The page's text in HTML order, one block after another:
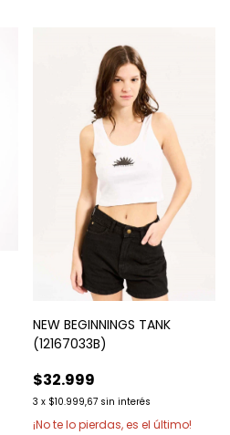
NEW BEGINNINGS TANK
(12167033B)
$32.999
3 x $10.999,67 sin interés
¡No te lo pierdas, es el último!